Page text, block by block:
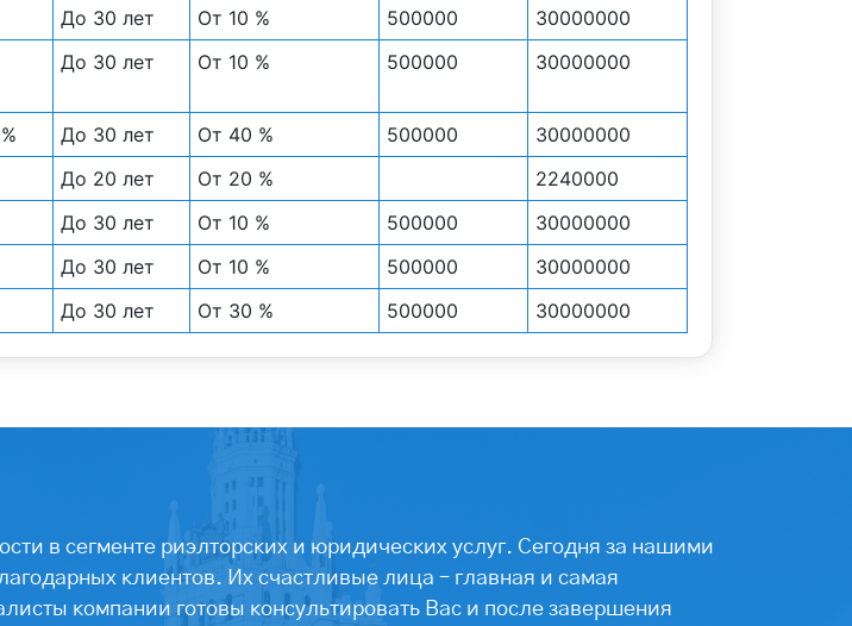
До 30 лет От 10 % 500000
30000000
До 30 лет От 10 % 500000 30000000
До 30 лет От 40 % 500000
30000000
До 20 лет От 20 %
2240000
До 30 лет От 10 % 500000
30000000
До 30 лет От 10 % 500000
30000000
До 30 лет От 30 % 500000 30000000
в сегменте риэлторских и юридических услуг. Сегодня за нашими
клиентов. Их счастливые лица – главная и самая
компании готовы консультировать Вас и после завершения